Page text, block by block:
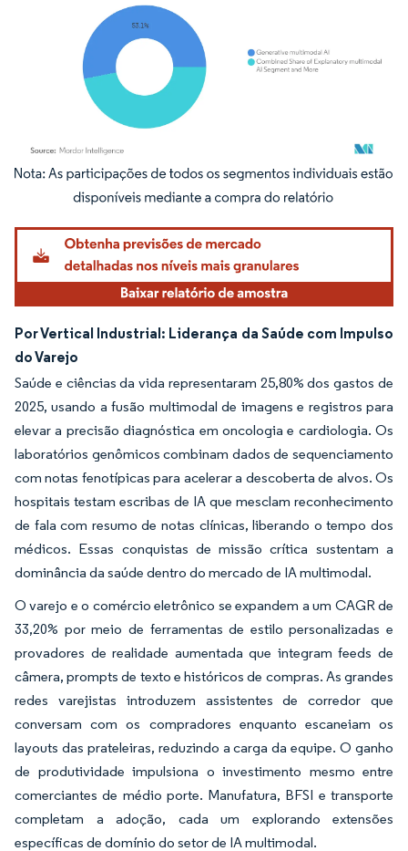
Imagem © Mordor Intelligence. O reuso requer atribuição conforme CC BY 4.0.
Por Vertical Industrial: Liderança da Saúde com Impulso
do Varejo
Saúde e ciências da vida representaram 25,80% dos gastos de
2025, usando a fusão multimodal de imagens e registros para
elevar a precisão diagnóstica em oncologia e cardiologia. Os
laboratórios genômicos combinam dados de sequenciamento
com notas fenotípicas para acelerar a descoberta de alvos. Os
hospitais testam escribas de IA que mesclam reconhecimento
de fala com resumo de notas clínicas, liberando o tempo dos
médicos. Essas conquistas de missão crítica sustentam a
dominância da saúde dentro do mercado de IA multimodal.
O varejo e o comércio eletrônico se expandem a um CAGR de
33,20% por meio de ferramentas de estilo personalizadas e
provadores de realidade aumentada que integram feeds de
câmera, prompts de texto e históricos de compras. As grandes
redes varejistas introduzem assistentes de corredor que
conversam com os compradores enquanto escaneiam os
layouts das prateleiras, reduzindo a carga da equipe. O ganho
de produtividade impulsiona o investimento mesmo entre
comerciantes de médio porte. Manufatura, BFSI e transporte
completam a adoção, cada um explorando extensões
específicas de domínio do setor de IA multimodal.